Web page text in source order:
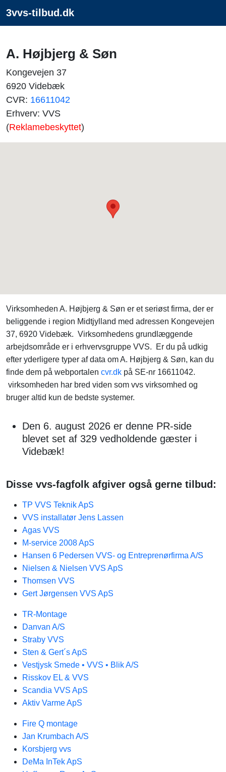
3vvs-tilbud.dk
A. Højbjerg & Søn
Kongevejen 37
6920 Videbæk
CVR: 16611042
Erhverv: VVS
(Reklamebeskyttet)
Virksomheden A. Højbjerg & Søn er et seriøst firma, der er
beliggende i region Midtjylland med adressen Kongevejen
37, 6920 Videbæk. Virksomhedens grundlæggende
arbejdsområde er i erhvervsgruppe VVS. Er du på udkig
efter yderligere typer af data om A. Højbjerg & Søn, kan du
finde dem på webportalen cvr.dk på SE-nr 16611042.
virksomheden har bred viden som vvs virksomhed og
bruger altid kun de bedste systemer.
Den 6. august 2026 er denne PR-side
blevet set af 329 vedholdende gæster i
Videbæk!
Disse vvs-fagfolk afgiver også gerne tilbud:
TP VVS Teknik ApS
VVS installatør Jens Lassen
Agas VVS
M-service 2008 ApS
Hansen 6 Pedersen VVS- og Entreprenørfirma A/S
Nielsen & Nielsen VVS ApS
Thomsen VVS
Gert Jørgensen VVS ApS
TR-Montage
Danvan A/S
Straby VVS
Sten & Gert´s ApS
Vestjysk Smede • VVS • Blik A/S
Risskov EL & VVS
Scandia VVS ApS
Aktiv Varme ApS
Fire Q montage
Jan Krumbach A/S
Korsbjerg vvs
DeMa InTek ApS